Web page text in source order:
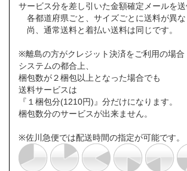
サービス分を差し引いた金額確定メールを送
各都道府県ごと、サイズごとに送料が異な
尚、通常送料と着払い送料は同じです。
※離島の方がクレジット決済をご利用の場合
システムの都合上、
梱包数が２梱包以上となった場合でも
送料サービスは
『１梱包分(1210円)』分だけになります。
梱包数分のサービスが出来ません。
※佐川急便では配送時間の指定が可能です。